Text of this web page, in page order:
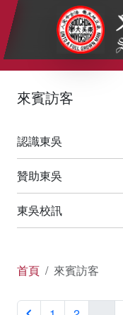
:::
來賓訪客
認識東吳
贊助東吳
東吳校訊
首頁 來賓訪客